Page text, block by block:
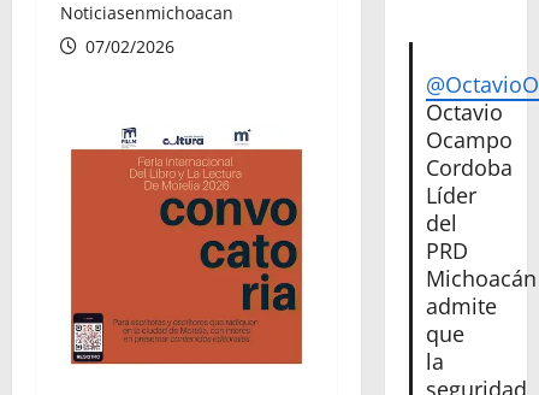
Noticiasenmichoacan
07/02/2026
Octavio
Ocampo
Cordoba
Líder
del
PRD
Michoacán
admite
que
la